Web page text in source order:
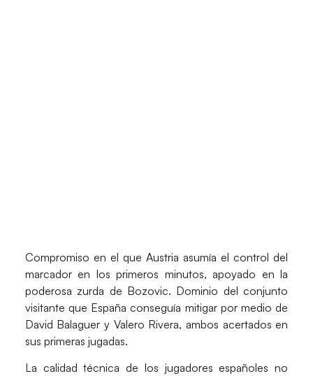
Compromiso en el que Austria asumía el control del
marcador en los primeros minutos, apoyado en la
poderosa zurda de Bozovic. Dominio del conjunto
visitante que España conseguía mitigar por medio de
David Balaguer y Valero Rivera, ambos acertados en
sus primeras jugadas.
La calidad técnica de los jugadores españoles no